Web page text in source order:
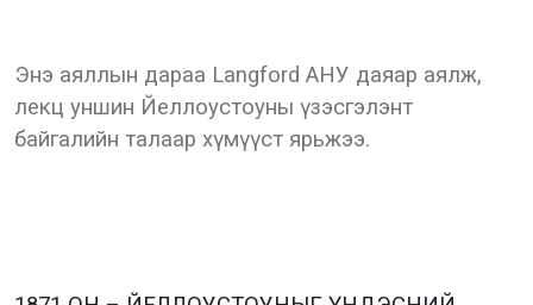
Энэ аяллын дараа Langford АНУ даяар аялж,
лекц уншин Йеллоустоуны үзэсгэлэнт
байгалийн талаар хүмүүст ярьжээ.